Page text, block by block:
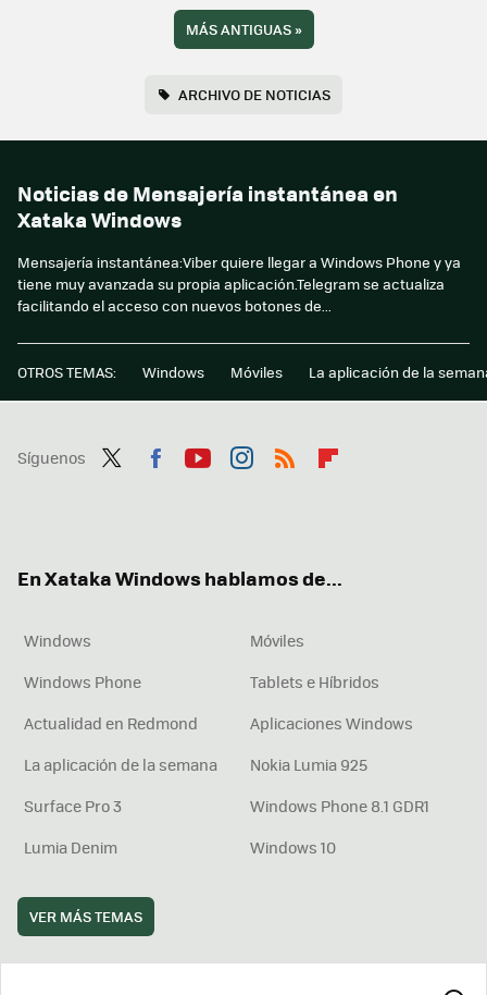
MÁS ANTIGUAS»
ARCHIVO DE NOTICIAS
Noticias de Mensajería instantánea en
Xataka Windows
Mensajería instantánea:Viber quiere llegar a Windows Phone y ya
tiene muy avanzada su propia aplicación.Telegram se actualiza
facilitando el acceso con nuevos botones de...
OTROS TEMAS: Windows Móviles La aplicación de la
Síguenos
En Xataka Windows hablamos de...
Windows
Móviles
Windows Phone
Tablets e Híbridos
Actualidad en Redmond
Aplicaciones Windows
La aplicación de la semana
Nokia Lumia 925
Surface Pro 3
Windows Phone 8.1 GDR1
Lumia Denim
Windows 10
VER MÁS TEMAS